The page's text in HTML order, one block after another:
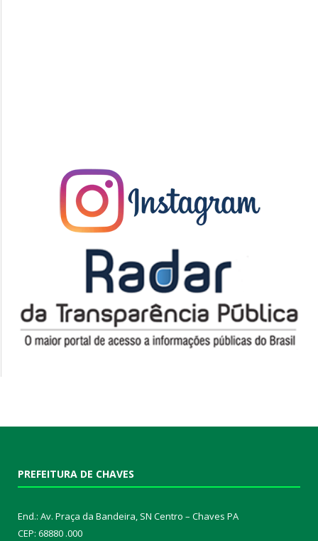
PREFEITURA DE CHAVES
End.: Av. Praça da Bandeira, SN Centro – Chaves PA
CEP: 68880 .000